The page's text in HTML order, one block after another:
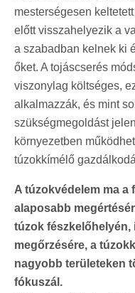
mesterségesen
előtt visszahelyezik a
a szabadban kelnek ki
őket. A tojáscserés
viszonylag költséges,
alkalmazzák, és mint
szükségmegoldást
környezetben
túzokkímélő
A túzokvédelem ma a
alaposabb
túzok fészkelőhelyén,
megőrzésére, a
nagyobb területeken
fókuszál.